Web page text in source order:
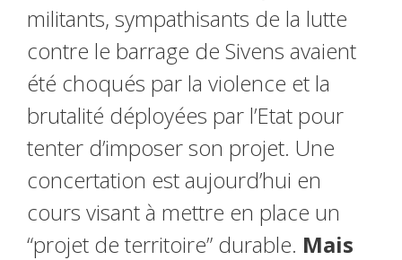
militants, sympathisants de la lutte
contre le barrage de Sivens avaient
été choqués par la violence et la
brutalité déployées par l’Etat pour
tenter d’imposer son projet. Une
concertation est aujourd’hui en
cours visant à mettre en place un
“projet de territoire” durable. Mais